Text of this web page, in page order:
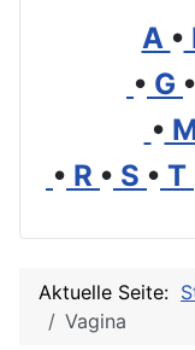
A •
• G •
•
• R • S • T
Aktuelle Seite:
Vagina